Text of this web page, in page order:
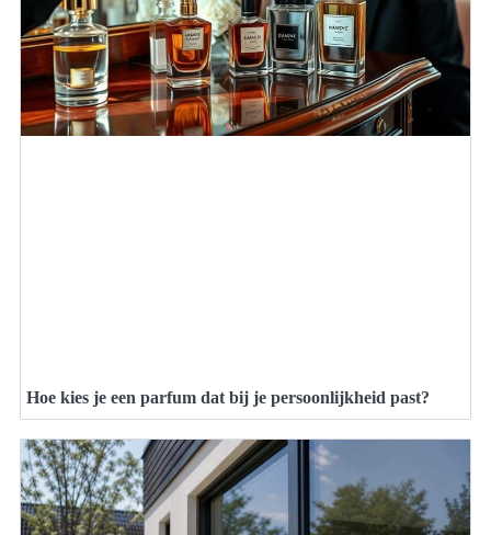
Hoe kies je een parfum dat bij je persoonlijkheid past?